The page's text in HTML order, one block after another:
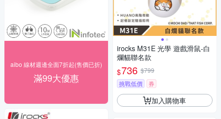
aibo 線材週邊全面7折起(售價已折)
滿99大優惠
irocks M31E 光學 遊戲滑鼠-白
爛貓聯名款
$736 $799
挑戰低價
券
加入購物車